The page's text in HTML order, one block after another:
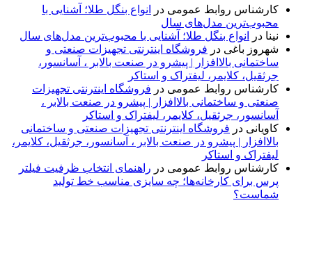
کارشناس روابط عمومی در
انواع بنگل طلا؛ آشنایی با
محبوب‌ترین مدل‌های سال
نینا در
انواع بنگل طلا؛ آشنایی با محبوب‌ترین مدل‌های سال
شهروز باغی در فروشگاه اینترنتی تجهیزات صنعتی و
ساختمانی بالاافزار | پیشرو در صنعت بالابر ، آسانسور،
جرثقیل، کلایمر، لیفتراک و استاکر
کارشناس روابط عمومی در فروشگاه اینترنتی تجهیزات
صنعتی و ساختمانی بالاافزار | پیشرو در صنعت بالابر ،
آسانسور، جرثقیل، کلایمر، لیفتراک و استاکر
کاویانی در فروشگاه اینترنتی تجهیزات صنعتی و ساختمانی
بالاافزار | پیشرو در صنعت بالابر ، آسانسور، جرثقیل، کلایمر،
لیفتراک و استاکر
کارشناس روابط عمومی در راهنمای انتخاب ظرفیت فیلتر
پرس برای کارخانه‌ها؛ چه سایزی مناسب خط تولید
شماست؟